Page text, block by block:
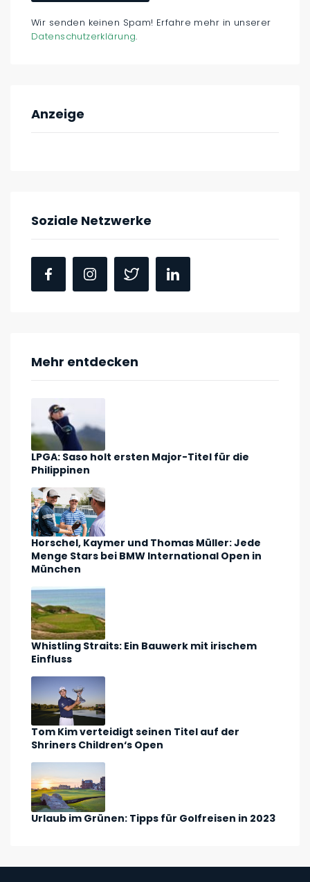
Wir senden keinen Spam! Erfahre mehr in unserer
Datenschutzerklärung.
Anzeige
Soziale Netzwerke
Mehr entdecken
LPGA: Saso holt ersten Major-Titel für die
Philippinen
Horschel, Kaymer und Thomas Müller: Jede
Menge Stars bei BMW International Open in
München
Whistling Straits: Ein Bauwerk mit irischem
Einfluss
Tom Kim verteidigt seinen Titel auf der
Shriners Children‘s Open
Urlaub im Grünen: Tipps für Golfreisen in 2023